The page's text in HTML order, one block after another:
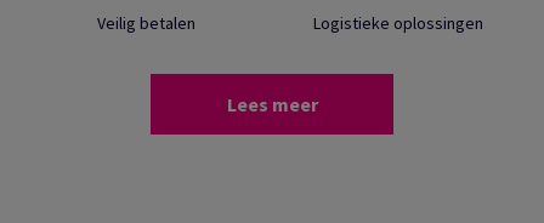
Veilig betalen Logistieke oplossingen
Lees meer